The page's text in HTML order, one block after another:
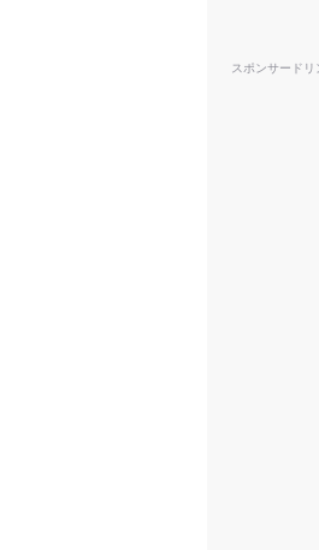
スポンサードリ